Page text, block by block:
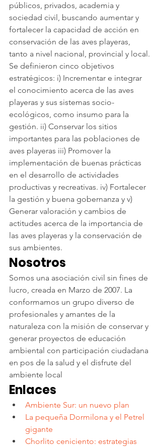
públicos, privados, academia y
sociedad civil, buscando aumentar y
fortalecer la capacidad de acción en
conservación de las aves playeras,
tanto a nivel nacional, provincial y local.
Se definieron cinco objetivos
estratégicos: i) Incrementar e integrar
el conocimiento acerca de las aves
playeras y sus sistemas socio-
ecológicos, como insumo para la
gestión. ii) Conservar los sitios
importantes para las poblaciones de
aves playeras iii) Promover la
implementación de buenas prácticas
en el desarrollo de actividades
productivas y recreativas. iv) Fortalecer
la gestión y buena gobernanza y v)
Generar valoración y cambios de
actitudes acerca de la importancia de
las aves playeras y la conservación de
sus ambientes.
Nosotros
Somos una asociación civil sin fines de
lucro, creada en Marzo de 2007. La
conformamos un grupo diverso de
profesionales y amantes de la
naturaleza con la misión de conservar y
generar proyectos de educación
ambiental con participación ciudadana
en pos de la salud y el disfrute del
ambiente local
Enlaces
Ambiente Sur: un nuevo plan
La pequeña Dormilona y el Petrel
gigante
Chorlito ceniciento: estrategias